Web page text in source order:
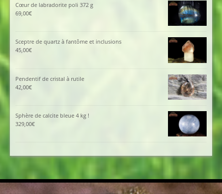
Cœur de labradorite poli 372 g
69,00€
Sceptre de quartz à fantôme et inclusions
45,00€
Pendentif de cristal à rutile
42,00€
Sphère de calcite bleue 4 kg !
329,00€